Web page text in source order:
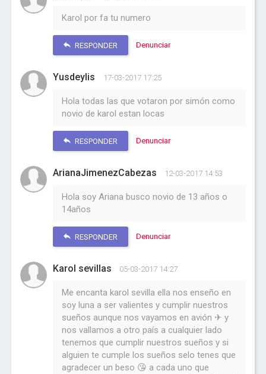
Karol por fa tu numero
RESPONDER Denunciar
Yusdeylis 17-03-2017 17:25
Hola todas las que votaron por simón como
novio de karol estan locas
RESPONDER Denunciar
ArianaJimenezCabezas 12-03-2017 14:53
Hola soy Ariana busco novio de 13 años o
14años
RESPONDER Denunciar
Karol sevillas 05-03-2017 14:27
Me encanta karol sevilla ella nos enseño en
soy luna a ser valientes y cumplir nuestros
sueños aunque nos vayamos en avión ✈ y
nos vallamos a otro país a cualquier lado
tenemos que cumplir nuestros sueños y si
alguien te cumple los sueños selo tenes que
agradecer un beso 😘 a cada uno que